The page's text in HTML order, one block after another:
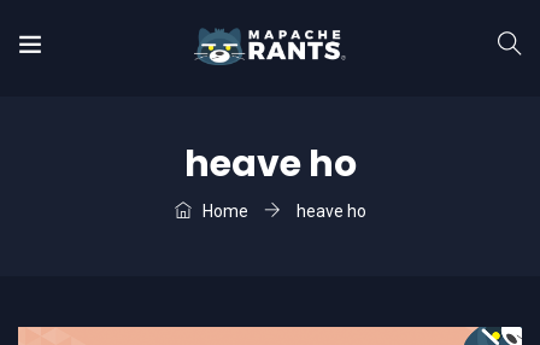
heave ho
Home heave ho